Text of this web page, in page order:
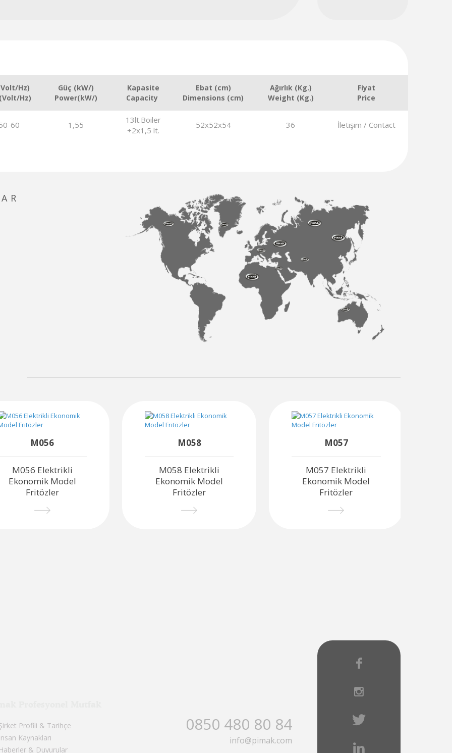
Hz)
Hz)
Güç (kW/)
Power(kW/)
Kapasite
Capacity
Ebat (cm)
Dimensions (cm)
Ağırlık (Kg.)
Weight (Kg.)
Fiyat
Price
60 1,55
13lt.Boiler
+2x1,5 lt.
52x52x54 36 İletişim / Contact
M056
M056 Elektrikli
Ekonomik Model
Fritözler
M058
M058 Elektrikli
Ekonomik Model
Fritözler
M057
M057 Elektrikli
Ekonomik Model
Fritözler
Profili & Tarihçe
Kaynakları
Haberler & Duyurular
0850 480 80 84
info@pimak.com